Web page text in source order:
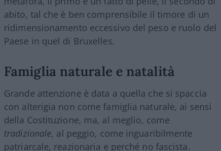
abito, tal che è ben comprensibile il timore di un
ridimensionamento eccessivo del peso e ruolo del
Paese in quel di Bruxelles.
Famiglia naturale e natalità
Grande attenzione è data a quella che si spaccia
con alterigia non come famiglia naturale, ai sensi
della Costituzione, ma, al meglio, come
tradizionale, al peggio, come inguaribilmente
patriarcale, reazionaria e perché no fascista.